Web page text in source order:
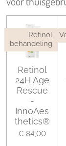
Retinol
behandeling
Retinol
24H Age
Rescue
-
InnoAes
thetics®
€ 84,00